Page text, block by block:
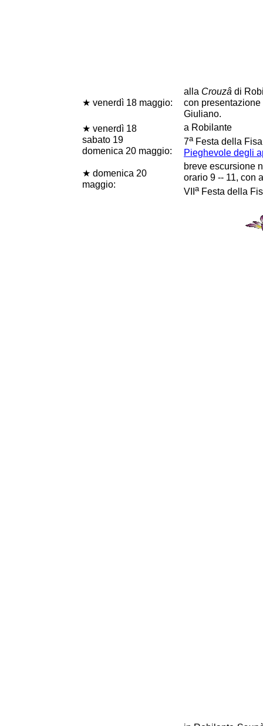
★ venerdì 18 maggio:
alla Crouzâ di
con
Giuliano.
★ venerdì 18
sabato 19
domenica 20 maggio:
a Robilante
7aFesta della
Pieghevole degli
★ domenica 20
maggio:
breve escursione
orario 9 -- 11, con
VII aFesta della